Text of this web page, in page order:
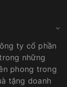
ty cổ phần
những
phong trong
tặng doanh